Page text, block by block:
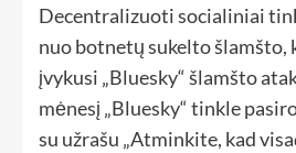
Decentralizuoti socialiniai
nuo botnetų sukelto šlamšto,
įvykusi „Bluesky“ šlamšto
mėnesį „Bluesky“ tinkle
su užrašu „Atminkite, kad